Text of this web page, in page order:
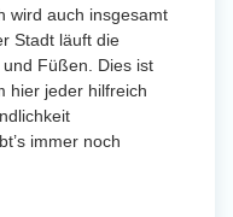
wird auch insgesamt
Stadt läuft die
Füßen. Dies ist
hier jeder hilfreich
immer noch